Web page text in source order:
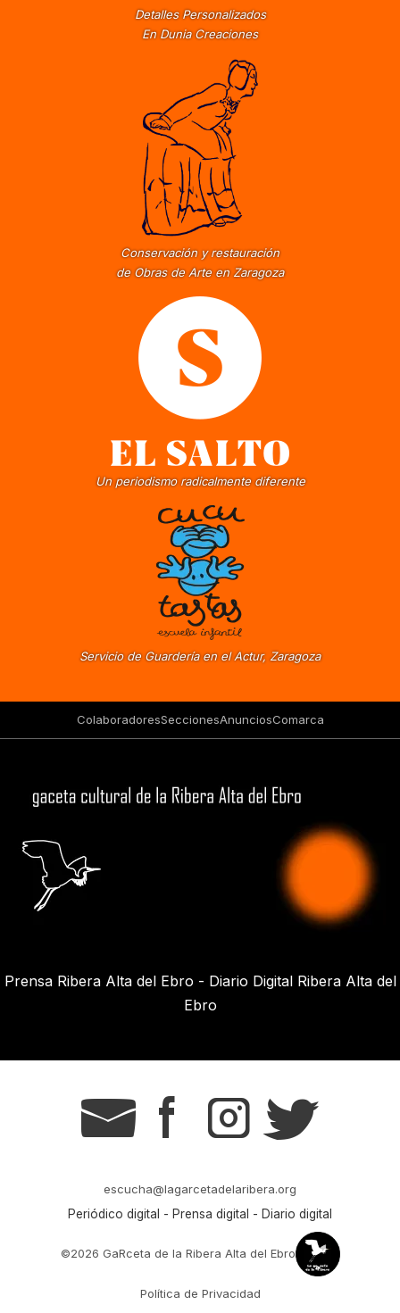
Detalles Personalizados
En Dunia Creaciones
Conservación y restauración
de Obras de Arte en Zaragoza
Un periodismo radicalmente diferente
Servicio de Guardería en el Actur, Zaragoza
ColaboradoresSeccionesAnunciosComarca
Prensa Ribera Alta del Ebro - Diario Digital Ribera Alta del
Ebro
g s t r
escucha@lagarcetadelaribera.org
Periódico digital - Prensa digital - Diario digital
©2026 GaRceta de la Ribera Alta del Ebro
Política de Privacidad